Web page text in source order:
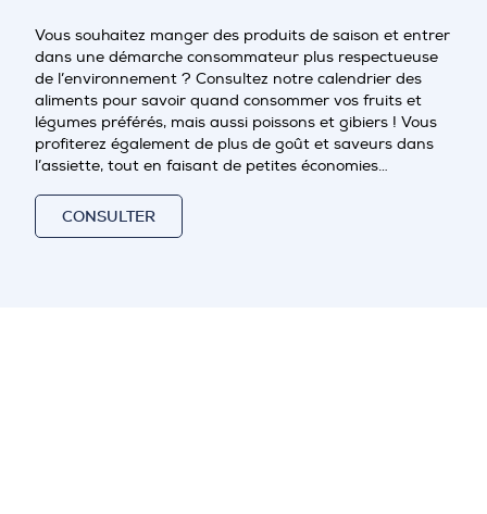
Vous souhaitez manger des produits de saison et entrer
dans une démarche consommateur plus respectueuse
de l’environnement ? Consultez notre calendrier des
aliments pour savoir quand consommer vos fruits et
légumes préférés, mais aussi poissons et gibiers ! Vous
profiterez également de plus de goût et saveurs dans
l’assiette, tout en faisant de petites économies…
CONSULTER